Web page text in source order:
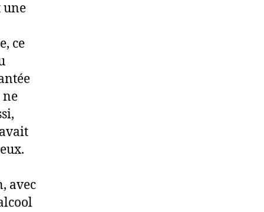
une
ce
ne
avec